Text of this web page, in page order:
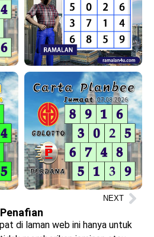
NEXT
Penafian
di laman web ini hanya untuk